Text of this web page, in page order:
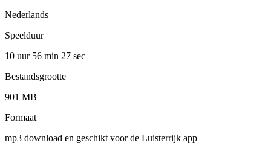
Nederlands
Speelduur
10 uur 56 min 27 sec
Bestandsgrootte
901 MB
Formaat
mp3 download en geschikt voor de Luisterrijk app